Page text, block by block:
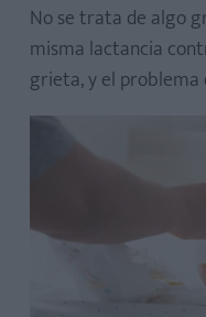
No se trata de algo
misma lactancia
grieta, y el problema